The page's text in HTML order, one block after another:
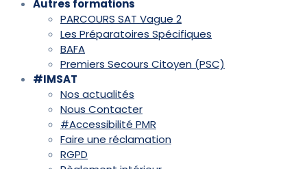
Autres formations
PARCOURS SAT Vague 2
Les Préparatoires Spécifiques
BAFA
Premiers Secours Citoyen (PSC)
#IMSAT
Nos actualités
Nous Contacter
#Accessibilité PMR
Faire une réclamation
RGPD